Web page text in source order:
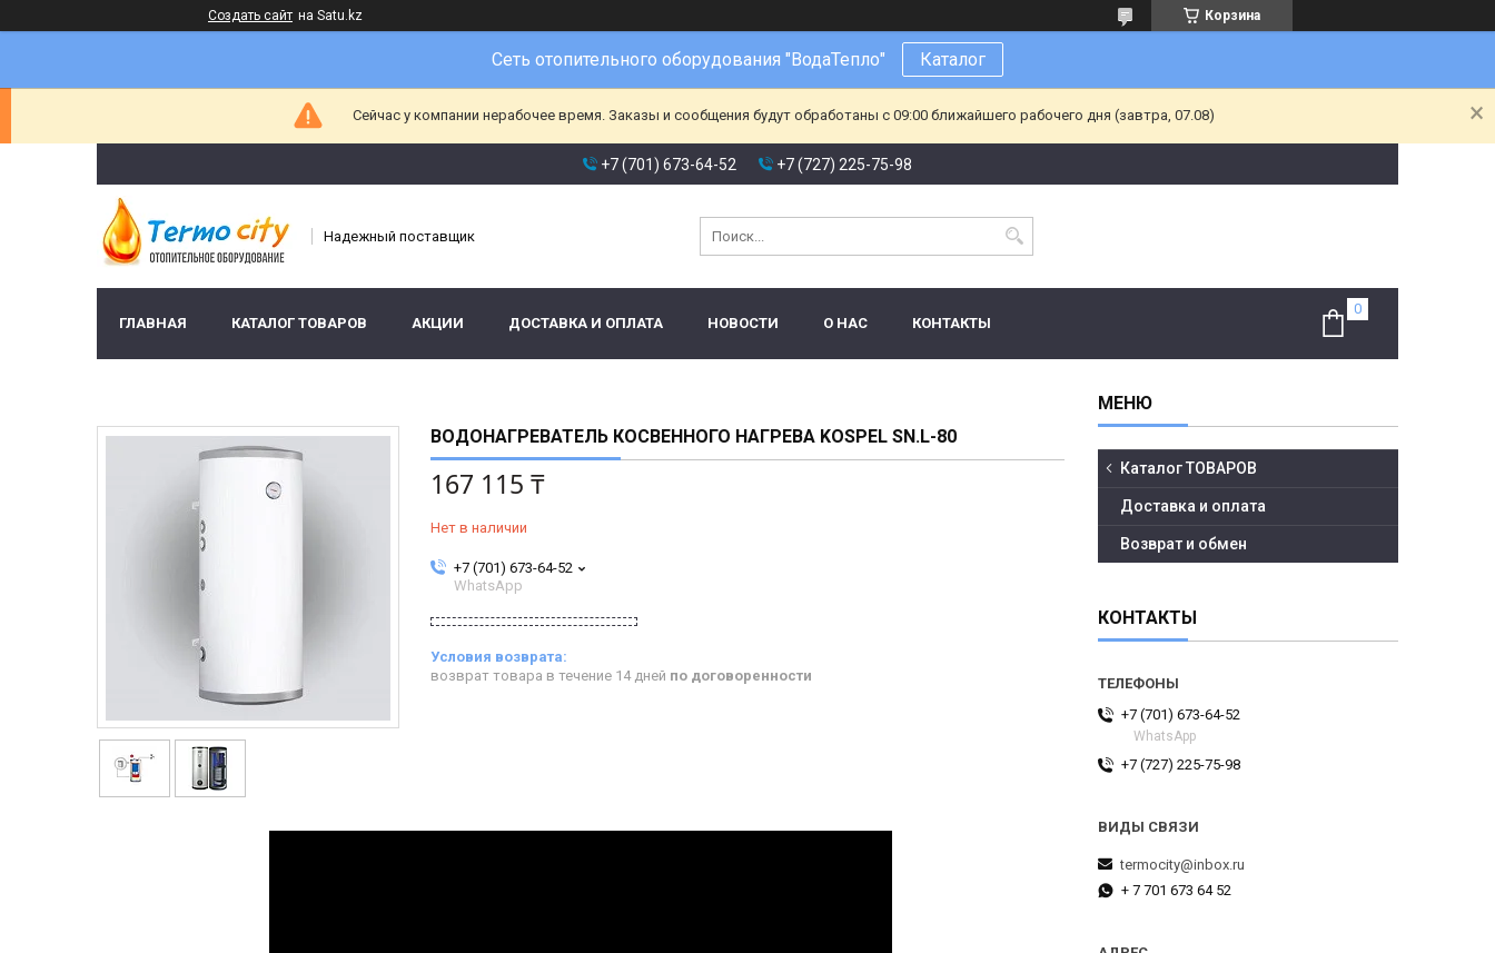
Создать сайт на Satu.kz Корзина
Сеть отопительного оборудования "ВодаТепло" Каталог
Сейчас у компании нерабочее время. Заказы и сообщения будут обработаны с 09:00 ближайшего рабочего дня (завтра, 07.08)
+7 (701) 673-64-52 +7 (727) 225-75-98
Надежный поставщик
ГЛАВНАЯ КАТАЛОГ ТОВАРОВ АКЦИИ ДОСТАВКА И ОПЛАТА НОВОСТИ О НАС КОНТАКТЫ
ВОДОНАГРЕВАТЕЛЬ КОСВЕННОГО НАГРЕВА KOSPEL SN.L-80
167 115 ₸
Нет в наличии
+7 (701) 673-64-52
WhatsApp
возврат товара в течение 14 дней по договоренности
Каталог ТОВАРОВ
Доставка и оплата
Возврат и обмен
КОНТАКТЫ
+7 (701) 673-64-52
WhatsApp
+7 (727) 225-75-98
termocity@inbox.ru
+ 7 701 673 64 52